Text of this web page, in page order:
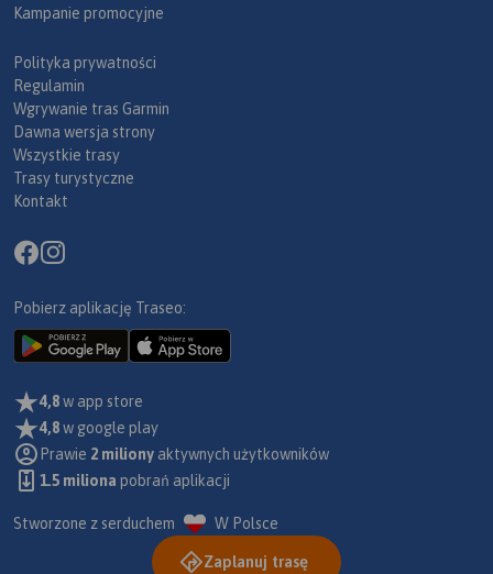
Kampanie promocyjne
Polityka prywatności
Regulamin
Wgrywanie tras Garmin
Dawna wersja strony
Wszystkie trasy
Trasy turystyczne
Kontakt
Pobierz aplikację Traseo:
4,8w app store
4,8w google play
Prawie 2 miliony aktywnych użytkowników
1.5 miliona pobrań aplikacji
Stworzone z serduchem W Polsce
Zaplanuj trasę